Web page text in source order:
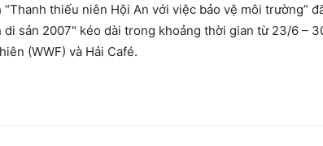
thiếu niên Hội An với việc bảo vệ môi trường”
sản 2007" kéo dài trong khoảng thời gian từ 23/6 –
(WWF) và Hải Café.